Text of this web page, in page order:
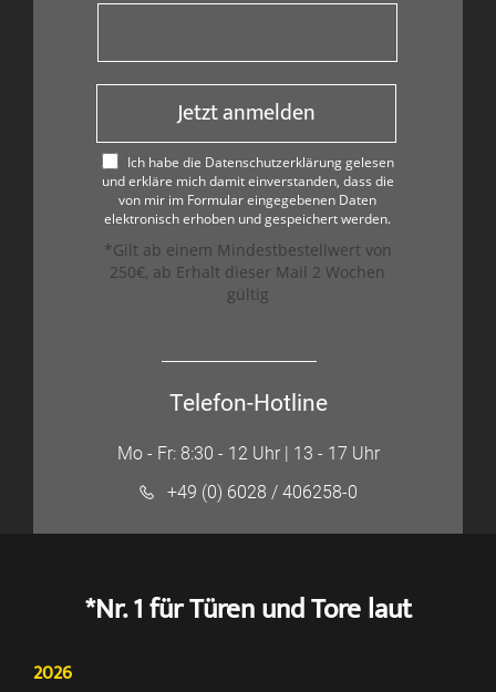
Jetzt anmelden
Ich habe die Datenschutzerklärung gelesen
und erkläre mich damit einverstanden, dass die
von mir im Formular eingegebenen Daten
elektronisch erhoben und gespeichert werden.
*Gilt ab einem Mindestbestellwert von
250€, ab Erhalt dieser Mail 2 Wochen
gültig
Telefon-Hotline
Mo - Fr: 8:30 - 12 Uhr | 13 - 17 Uhr
+49 (0) 6028 / 406258-0
*Nr. 1 für Türen und Tore laut
2026